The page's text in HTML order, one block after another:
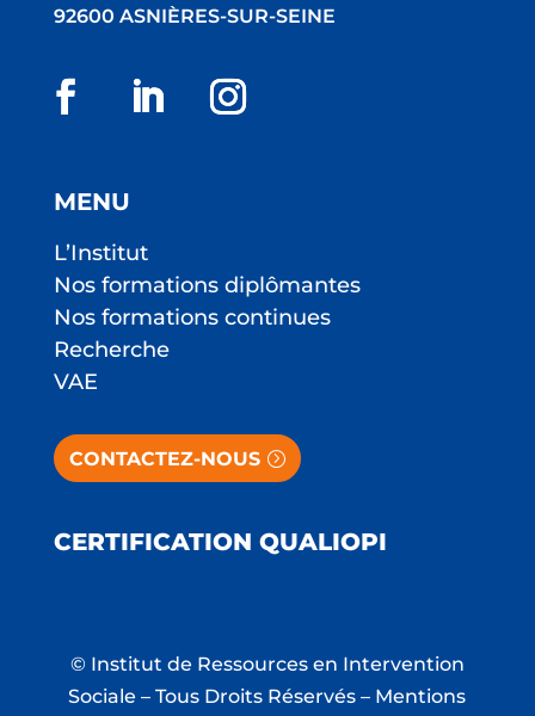
92600 ASNIÈRES-SUR-SEINE
MENU
L’Institut
Nos formations diplômantes
Nos formations continues
Recherche
VAE
CONTACTEZ-NOUS
CERTIFICATION QUALIOPI
© Institut de Ressources en Intervention
Sociale – Tous Droits Réservés – Mentions